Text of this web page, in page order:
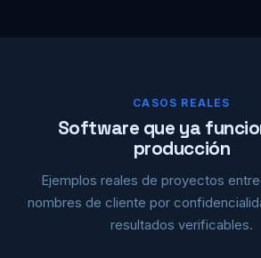
CASOS REALES
Software que ya
producción
Ejemplos reales de proyectos
nombres de cliente por
resultados verificables.